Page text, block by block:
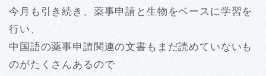
今月も引き続き、薬事申請と生物をベースに学習を
行い、
中国語の薬事申請関連の文書もまだ読めていないも
のがたくさんあるので